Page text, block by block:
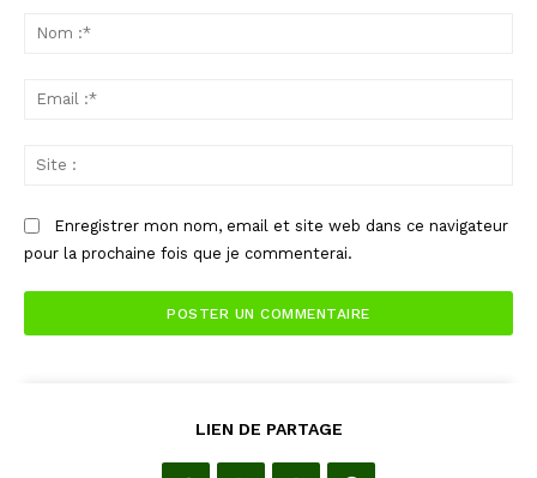
Enregistrer mon nom, email et site web dans ce navigateur
pour la prochaine fois que je commenterai.
LIEN DE PARTAGE